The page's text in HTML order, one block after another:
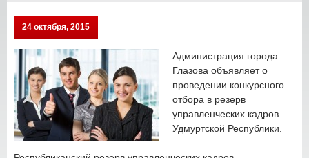
24 октября, 2015
Администрация города
Глазова объявляет о
проведении конкурсного
отбора в резерв
управленческих кадров
Удмуртской Республики.